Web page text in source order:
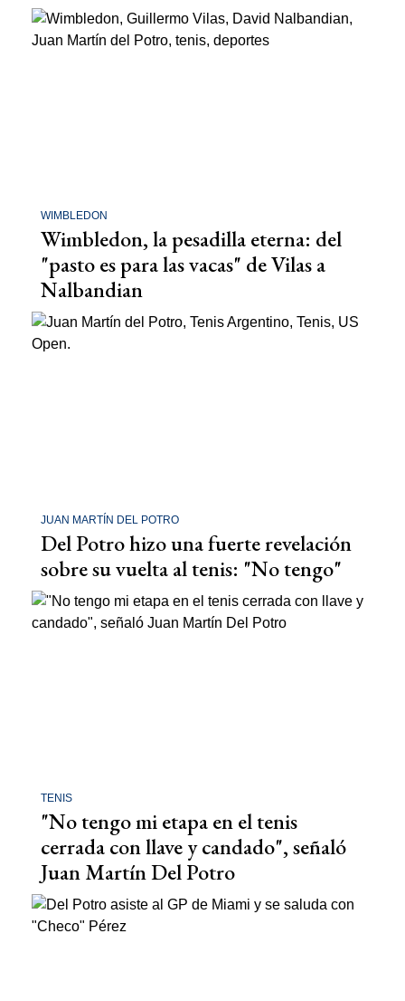
WIMBLEDON
Wimbledon, la pesadilla eterna: del
"pasto es para las vacas" de Vilas a
Nalbandian
JUAN MARTÍN DEL POTRO
Del Potro hizo una fuerte revelación
sobre su vuelta al tenis: "No tengo"
TENIS
"No tengo mi etapa en el tenis
cerrada con llave y candado", señaló
Juan Martín Del Potro